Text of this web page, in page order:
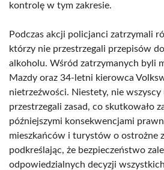
kontrolę w tym zakresie.
Podczas akcji policjanci zatrzymali
którzy nie przestrzegali przepisów
alkoholu. Wśród zatrzymanych byli
Mazdy oraz 34-letni kierowca
nietrzeźwości. Niestety, nie
przestrzegali zasad, co skutkowało
późniejszymi konsekwencjami
mieszkańców i turystów o ostrożne
podkreślając, że bezpieczeństwo
odpowiedzialnych decyzji